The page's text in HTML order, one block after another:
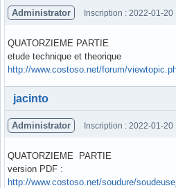
Administrator Inscription : 2022-01-20
QUATORZIEME PARTIE
etude technique et theorique
http://www.costoso.net/forum/
Hors ligne
jacinto
Administrator Inscription : 2022-01-20
QUATORZIEME PARTIE
version PDF :
http://www.costoso.net/soudure/